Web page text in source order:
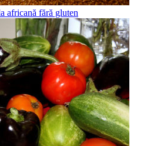
africană fără gluten